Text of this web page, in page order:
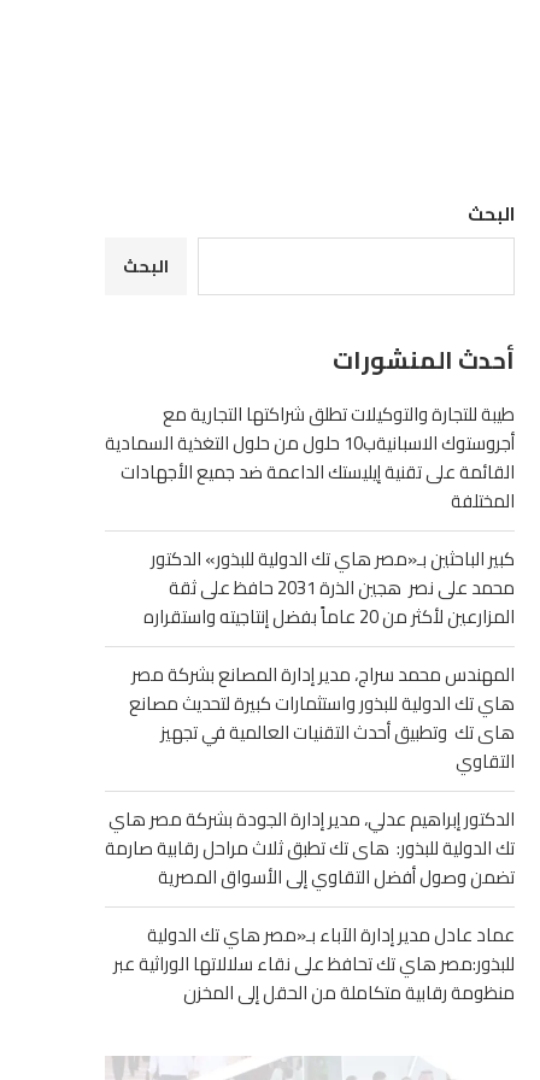
البحث
البحث
أحدث المنشورات
طيبة للتجارة والتوكيلات تطلق شراكتها التجارية مع
أجروستوك الاسبانيةب10 حلول من حلول التغذية السمادية
القائمة على تقنية إيليستك الداعمة ضد جميع الأجهادات
المختلفة
كبير الباحثين بـ«مصر هاي تك الدولية للبذور» الدكتور
محمد على نصر هجين الذرة 2031 حافظ على ثقة
المزارعين لأكثر من 20 عاماً بفضل إنتاجيته واستقراره
المهندس محمد سراج، مدير إدارة المصانع بشركة مصر
هاي تك الدولية للبذور واستثمارات كبيرة لتحديث مصانع
هاى تك وتطبيق أحدث التقنيات العالمية في تجهيز
التقاوي
الدكتور إبراهيم عدلي، مدير إدارة الجودة بشركة مصر هاي
تك الدولية للبذور: هاى تك تطبق ثلاث مراحل رقابية صارمة
تضمن وصول أفضل التقاوي إلى الأسواق المصرية
عماد عادل مدير إدارة الآباء بـ«مصر هاي تك الدولية
للبذور:مصر هاي تك تحافظ على نقاء سلالاتها الوراثية عبر
منظومة رقابية متكاملة من الحقل إلى المخزن